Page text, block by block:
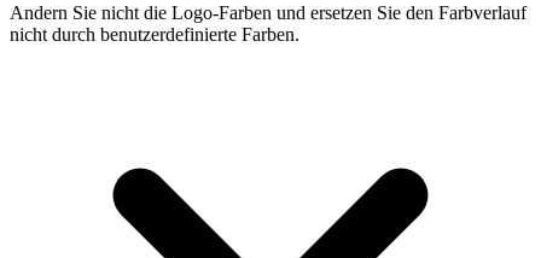
Andern Sie nicht die Logo-Farben und ersetzen Sie den Farbverlauf
nicht durch benutzerdefinierte Farben.